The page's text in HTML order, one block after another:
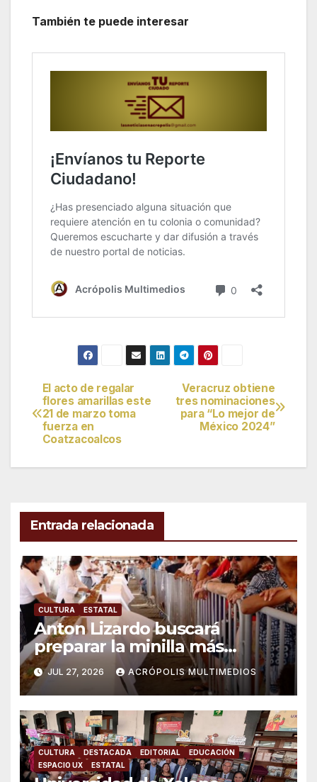
También te puede interesar
Navegación
de
Veracruz obtiene
tres nominaciones
para “Lo mejor de
México 2024”
El acto de regalar
flores amarillas este
21 de marzo toma
fuerza en
Coatzacoalcos
Entrada relacionada
CULTURA ESTATAL
Anton Lizardo buscará
preparar la minilla más
grande del mundo
JUL 27, 2026 ACRÓPOLIS MULTIMEDIOS
CULTURA DESTACADA EDITORIAL
EDUCACIÓN
ESPACIO UX
ESTATAL